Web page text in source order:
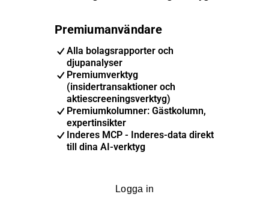
Premiumanvändare
Alla bolagsrapporter och
djupanalyser
Premiumverktyg
(insidertransaktioner och
aktiescreeningsverktyg)
Premiumkolumner: Gästkolumn,
expertinsikter
Inderes MCP - Inderes-data direkt
till dina AI-verktyg
Logga in